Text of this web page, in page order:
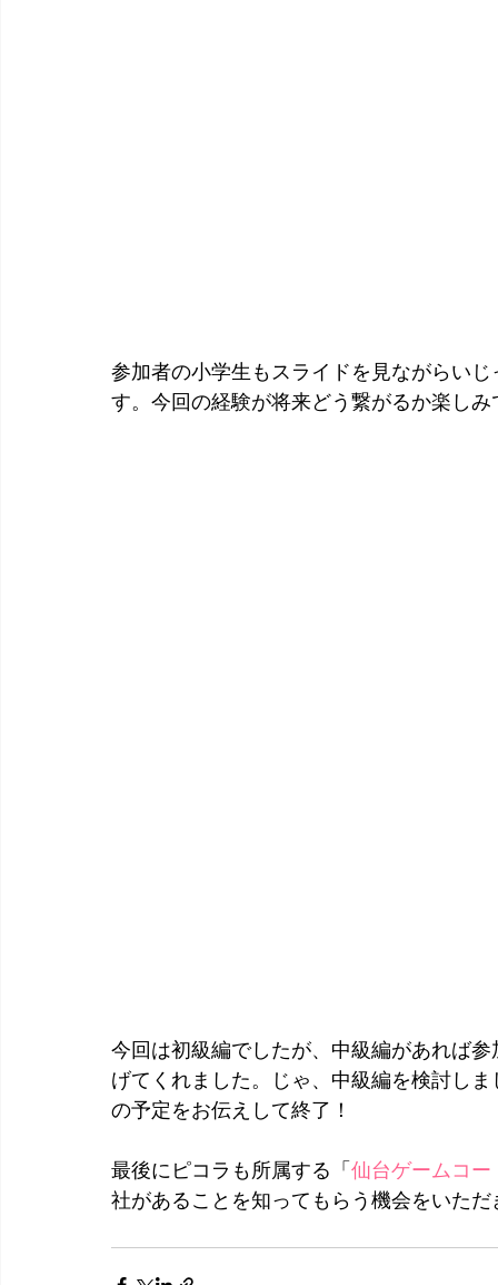
参加者の小学生もスライドを見ながらい
す。今回の経験が将来どう繋がるか楽しみ
今回は初級編でしたが、中級編があれば
げてくれました。じゃ、中級編を検討し
の予定をお伝えして終了！
最後にピコラも所属する「 仙台ゲームコー
社があることを知ってもらう機会をいただ